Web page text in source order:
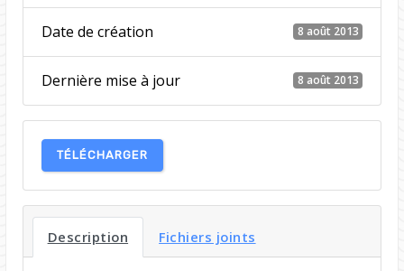
Date de création 8 août 2013
Dernière mise à jour 8 août 2013
TÉLÉCHARGER
Description Fichiers joints